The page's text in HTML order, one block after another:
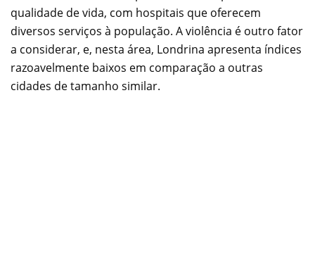
qualidade de vida, com hospitais que oferecem
diversos serviços à população. A violência é outro fator
a considerar, e, nesta área, Londrina apresenta índices
razoavelmente baixos em comparação a outras
cidades de tamanho similar.